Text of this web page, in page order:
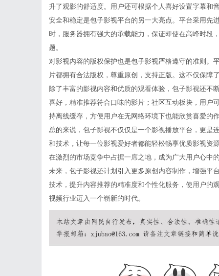
升了观影的舒适度。用户还可根据个人喜好设置字幕和
安全和稳定是包子影视平台的另一大亮点。平台采用先
时，服务器拥有强大的承载能力，保证即使在高峰时段
题。
对影视内容的版权保护也是包子影视严格遵守的准则。
片都拥有合法版权，尊重原创，支持正版。这不仅保
除了丰富的影视内容和优质的观看体验，包子影视还不
喜好，精准推荐符合口味的影片；社区互动板块，用户
持离线缓存，方便用户在无网络环境下也能欣赏喜爱的
总的来说，包子影视不仅仅是一个影视播放平台，更是
和技术，让每一位影视爱好者都能轻松畅享优质影视资
在激烈的市场竞争中占据一席之地，成为广大用户心中
未来，包子影视还计划引入更多原创内容制作，增强平
技术，提升内容推荐的精准度和个性化服务，使用户的
视频行业迈入一个崭新的时代。